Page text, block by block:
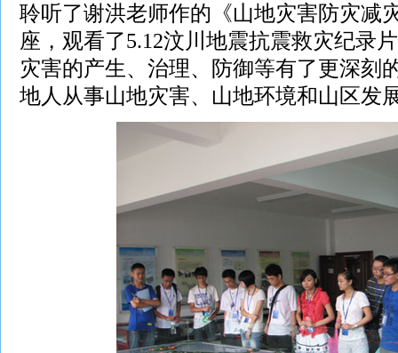
聆听了谢洪老师作的《山地灾害防灾减
座，观看了5.12汶川地震抗震救灾纪录
灾害的产生、治理、防御等有了更深刻
地人从事山地灾害、山地环境和山区发